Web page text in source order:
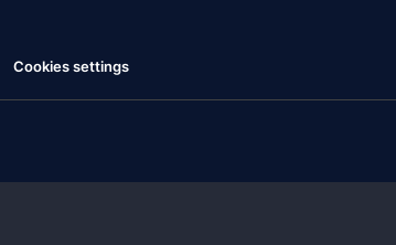
Cookies settings